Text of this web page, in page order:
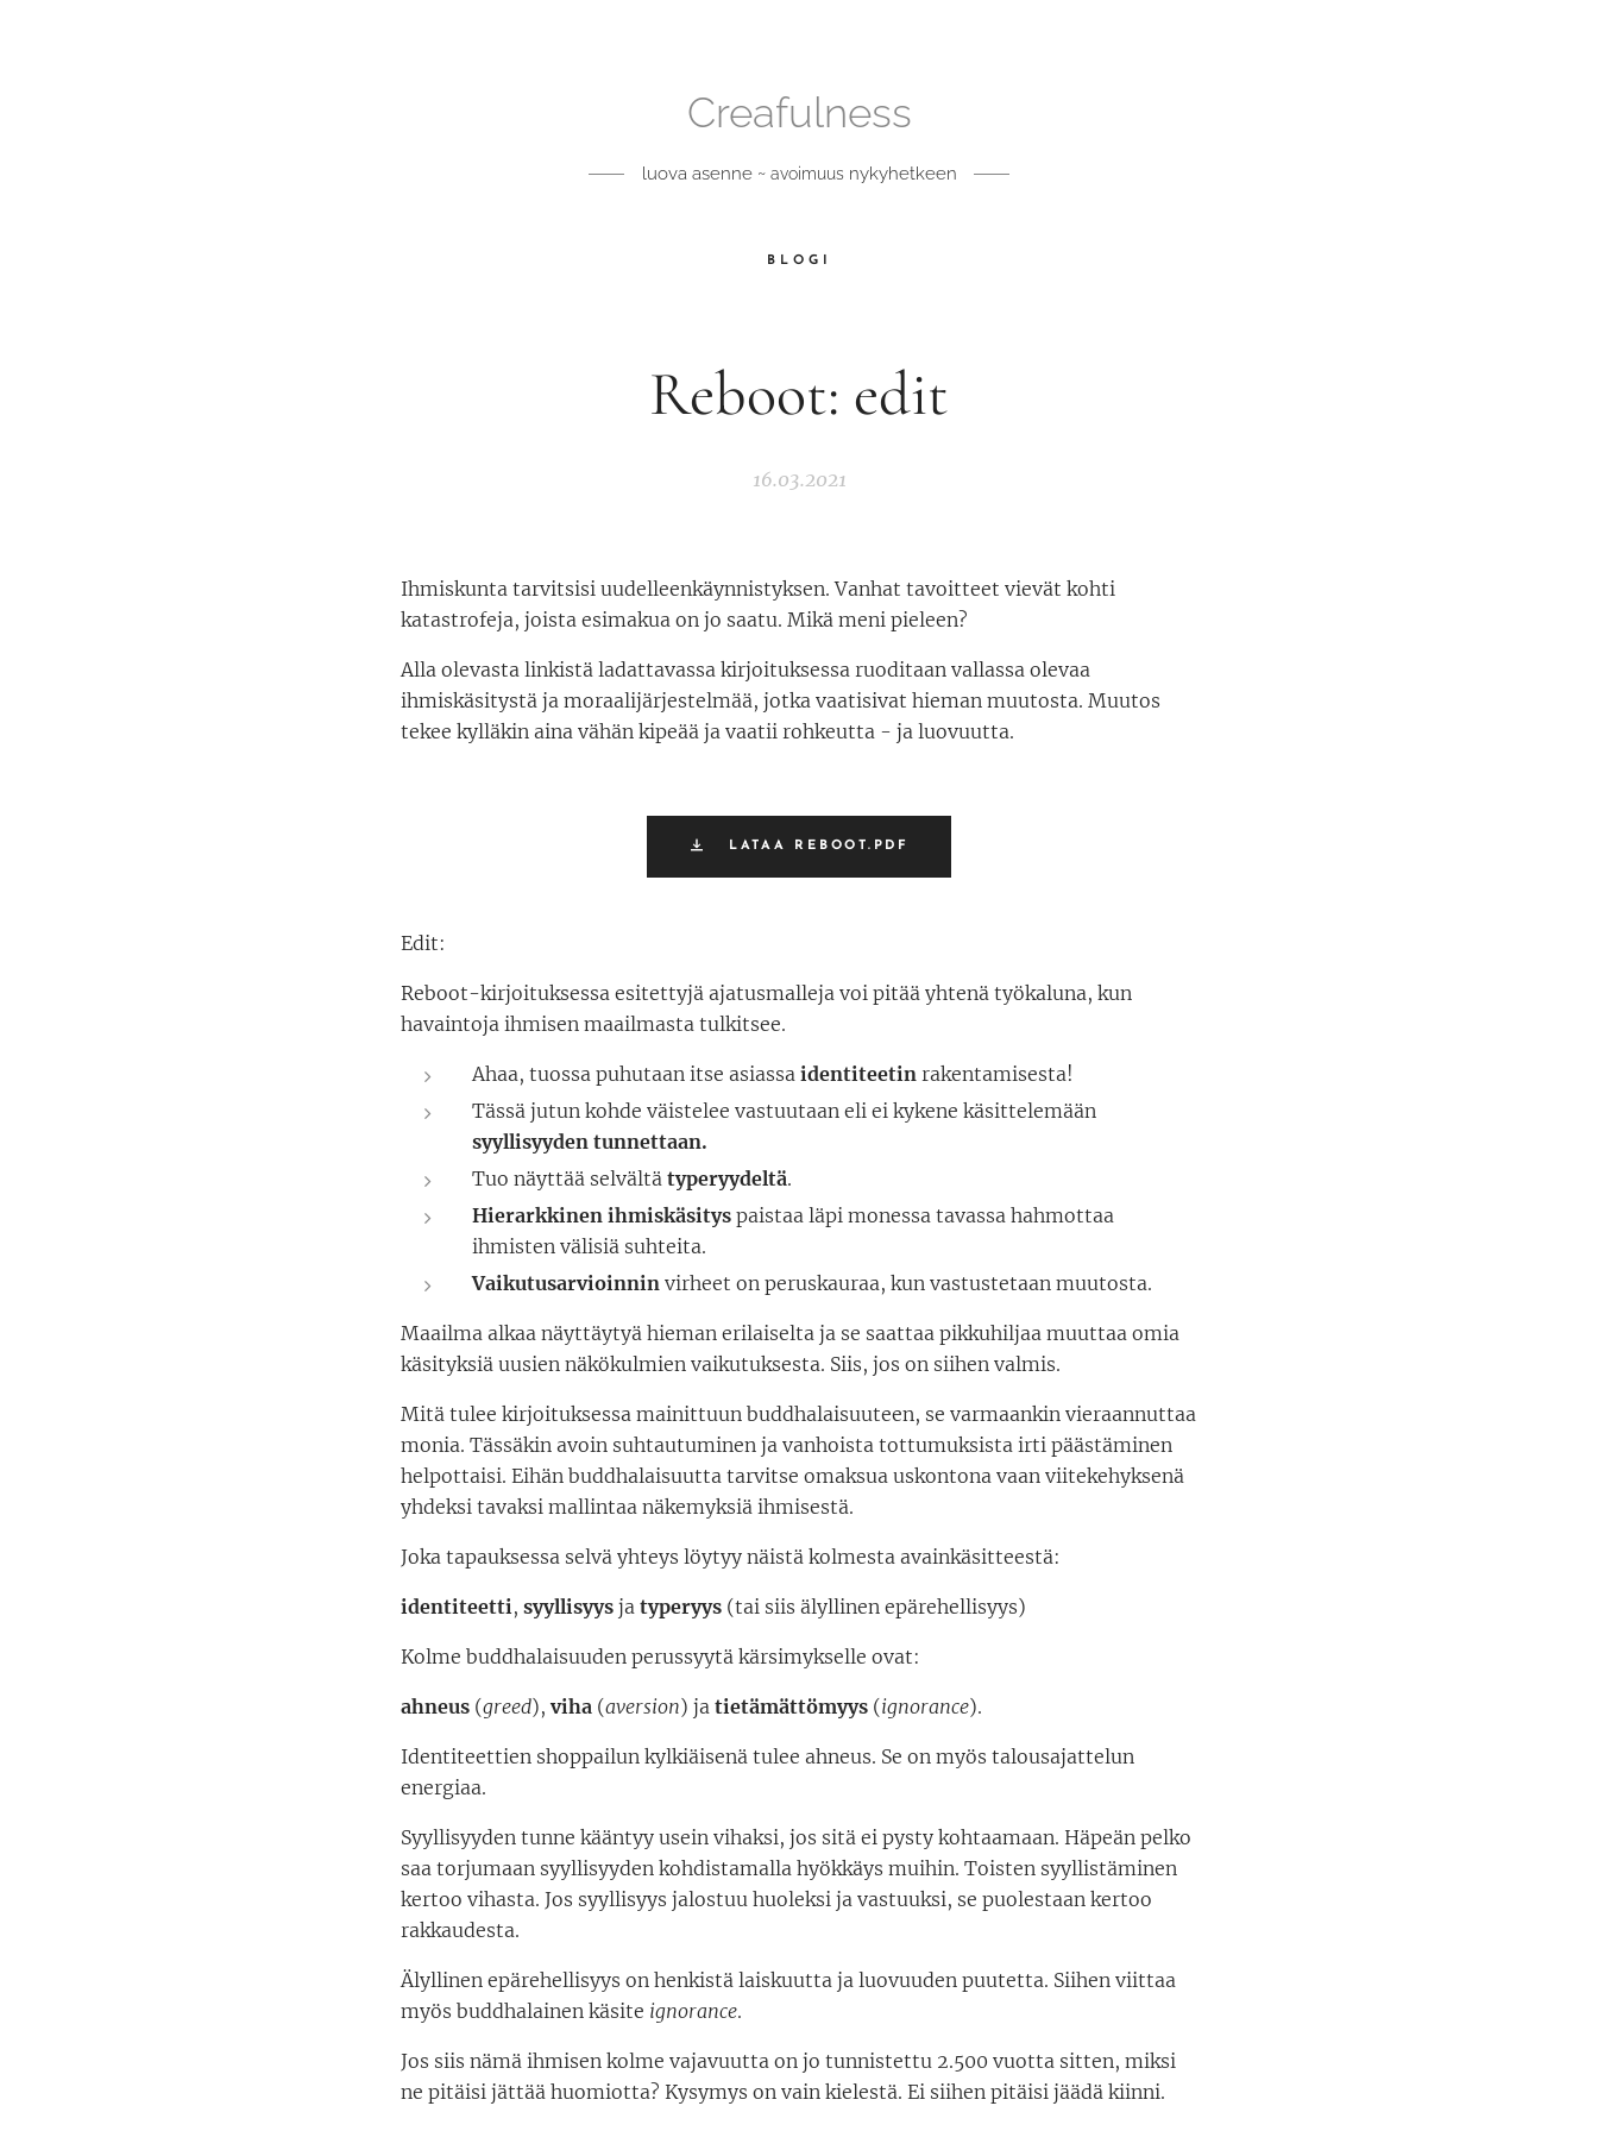
Creafulness
luova asenne ~ avoimuusnykyhetkeen
BLOGI
Reboot: edit
16.03.2021
Ihmiskunta tarvitsisi uudelleenkäynnistyksen. Vanhat tavoitteet vievät kohti
katastrofeja, joista esimakua on jo saatu. Mikä meni pieleen?
Alla olevasta linkistä ladattavassa kirjoituksessa ruoditaan vallassa olevaa
ihmiskäsitystä ja moraalijärjestelmää, jotka vaatisivat hieman muutosta. Muutos
tekee kylläkin aina vähän kipeää ja vaatii rohkeutta - ja luovuutta.
LATAA REBOOT.PDF
Edit:
Reboot-kirjoituksessa esitettyjä ajatusmalleja voi pitää yhtenä työkaluna, kun
havaintoja ihmisen maailmasta tulkitsee.
Ahaa, tuossa puhutaan itse asiassa identiteetin rakentamisesta!
Tässä jutun kohde väistelee vastuutaan eli ei kykene käsittelemään
syyllisyyden tunnettaan.
Tuo näyttää selvältä typeryydeltä.
Hierarkkinen ihmiskäsitys paistaa läpi monessa tavassa hahmottaa
ihmisten välisiä suhteita.
Vaikutusarvioinnin virheet on peruskauraa, kun vastustetaan muutosta.
Maailma alkaa näyttäytyä hieman erilaiselta ja se saattaa pikkuhiljaa muuttaa omia
käsityksiä uusien näkökulmien vaikutuksesta. Siis, jos on siihen valmis.
Mitä tulee kirjoituksessa mainittuun buddhalaisuuteen, se varmaankin vieraannuttaa
monia. Tässäkin avoin suhtautuminen ja vanhoista tottumuksista irti päästäminen
helpottaisi. Eihän buddhalaisuutta tarvitse omaksua uskontona vaan viitekehyksenä
yhdeksi tavaksi mallintaa näkemyksiä ihmisestä.
Joka tapauksessa selvä yhteys löytyy näistä kolmesta avainkäsitteestä:
identiteetti, syyllisyys ja typeryys (tai siis älyllinen epärehellisyys)
Kolme buddhalaisuuden perussyytä kärsimykselle ovat:
ahneus (greed), viha (aversion) ja tietämättömyys (ignorance).
Identiteettien shoppailun kylkiäisenä tulee ahneus. Se on myös talousajattelun
energiaa.
Syyllisyyden tunne kääntyy usein vihaksi, jos sitä ei pysty kohtaamaan. Häpeän pelko
saa torjumaan syyllisyyden kohdistamalla hyökkäys muihin. Toisten syyllistäminen
kertoo vihasta. Jos syyllisyys jalostuu huoleksi ja vastuuksi, se puolestaan kertoo
rakkaudesta.
Älyllinen epärehellisyys on henkistä laiskuutta ja luovuuden puutetta. Siihen viittaa
myös buddhalainen käsite ignorance.
Jos siis nämä ihmisen kolme vajavuutta on jo tunnistettu 2.500 vuotta sitten, miksi
ne pitäisi jättää huomiotta? Kysymys on vain kielestä. Ei siihen pitäisi jäädä kiinni.